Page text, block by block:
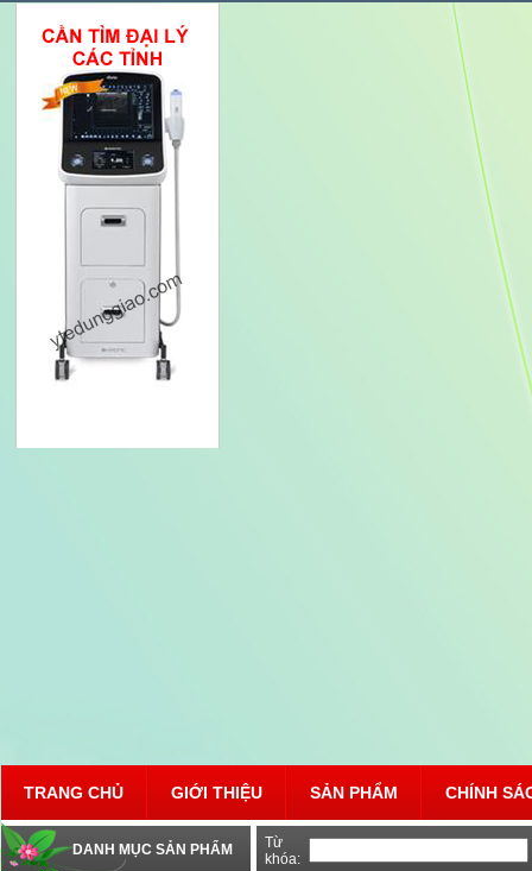
TRANG CHỦ GIỚI THIỆU SẢN PHẨM CHÍNH
DANH MỤC SẢN PHẨM
Từ
khóa: